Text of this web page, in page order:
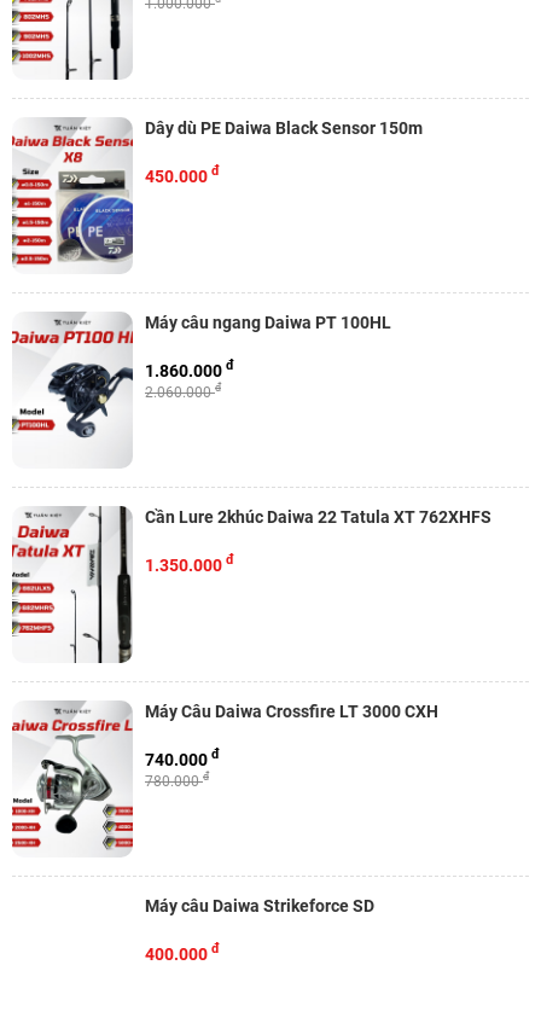
Dây dù PE Daiwa Black Sensor 150m
450.000 đ
Máy câu ngang Daiwa PT 100HL
2.060.000đ
1.860.000 đ
Cần Lure 2khúc Daiwa 22 Tatula XT 762XHFS
1.350.000 đ
Máy Câu Daiwa Crossfire LT 3000 CXH
780.000đ
740.000 đ
Máy câu Daiwa Strikeforce SD
400.000 đ